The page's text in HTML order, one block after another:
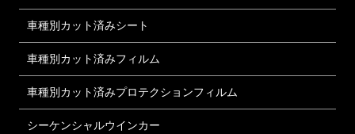
車種別カット済みシート
車種別カット済みフィルム
車種別カット済みプロテクションフィルム
シーケンシャルウインカー